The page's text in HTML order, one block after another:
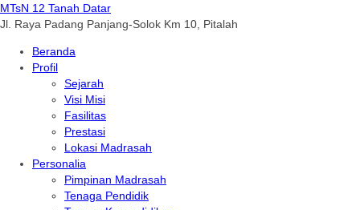
MTsN 12 Tanah Datar
Jl. Raya Padang Panjang-Solok Km 10, Pitalah
Beranda
Profil
Sejarah
Visi Misi
Fasilitas
Prestasi
Lokasi Madrasah
Personalia
Pimpinan Madrasah
Tenaga Pendidik